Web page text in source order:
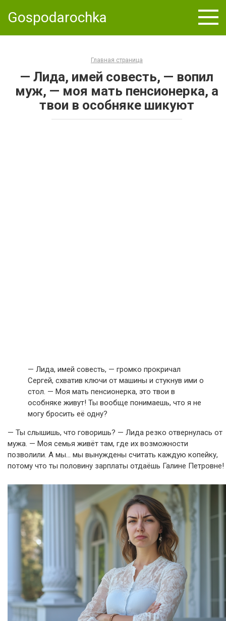
Gospodarochka
Главная страница
— Лида, имей совесть, — вопил
муж, — моя мать пенсионерка, а
твои в особняке шикуют
— Лида, имей совесть, — громко прокричал
Сергей, схватив ключи от машины и стукнув ими о
стол. — Моя мать пенсионерка, это твои в
особняке живут! Ты вообще понимаешь, что я не
могу бросить её одну?
— Ты слышишь, что говоришь? — Лида резко отвернулась от
мужа. — Моя семья живёт там, где их возможности
позволили. А мы… мы вынуждены считать каждую копейку,
потому что ты половину зарплаты отдаёшь Галине Петровне!